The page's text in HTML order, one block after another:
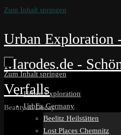
Zum Inhalt springen
Urban Exploration
Marodes.de -
Verfalls
Beauty in Decay
Zum Inhalt springen
Urban Exploration
UrbEx Germany
Beelitz Heilstätten
Lost Places Chemnitz